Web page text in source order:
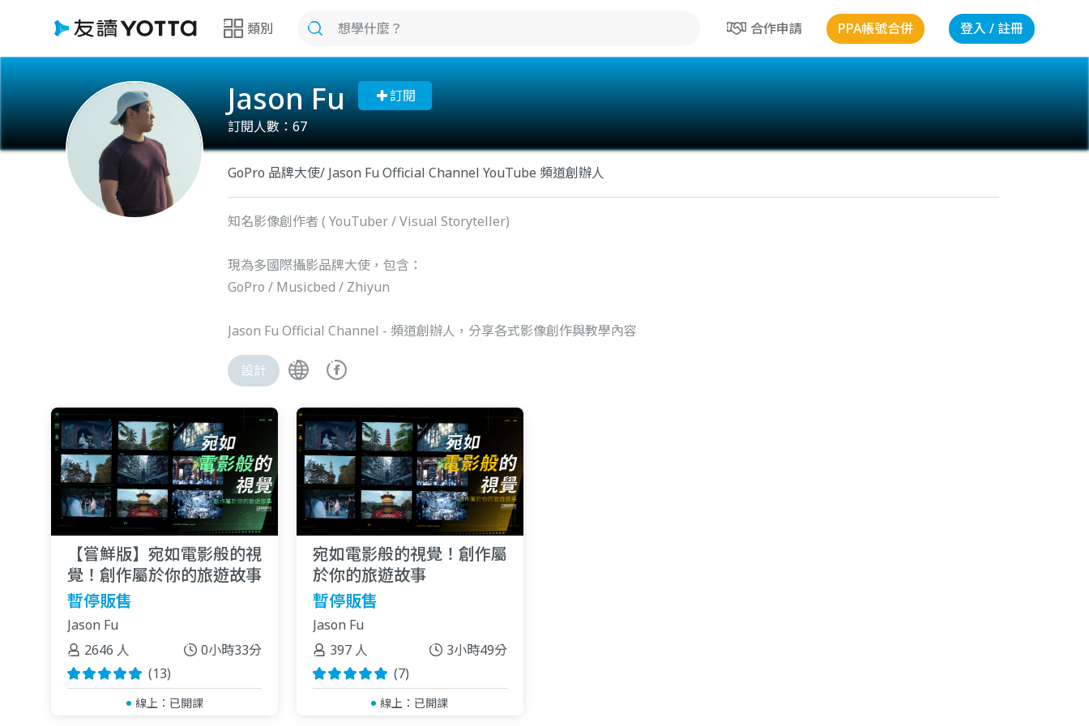
類別 合作申請 PPA帳號合併 登入 / 註冊
Jason Fu
訂閱
訂閱人數：67
GoPro 品牌大使/ Jason Fu Official Channel YouTube 頻道創辦人
知名影像創作者 ( YouTuber / Visual Storyteller)
現為多國際攝影品牌大使，包含：
GoPro / Musicbed / Zhiyun
Jason Fu Official Channel - 頻道創辦人，分享各式影像創作與教學內容
設計
【嘗鮮版】宛如電影般的視
覺！創作屬於你的旅遊故事
暫停販售
Jason Fu
2646 人
0小時33分
(13)
線上： 已開課
宛如電影般的視覺！創作屬
於你的旅遊故事
暫停販售
Jason Fu
397 人
3小時49分
(7)
線上： 已開課